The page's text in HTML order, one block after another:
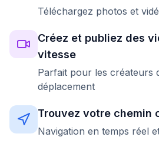
Téléchargez photos et
Créez et publiez des
vitesse
Parfait pour les créateurs
déplacement
Trouvez votre chemin
Navigation en temps réel